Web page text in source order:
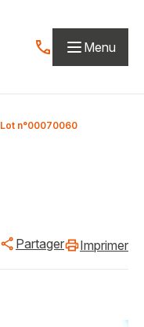
Contactez-nous
Menu
Lot n°00070060
Partager Imprimer